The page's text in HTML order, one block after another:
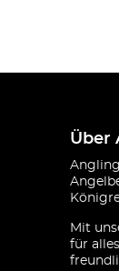
Über
Mit
für